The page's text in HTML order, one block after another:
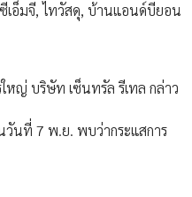
เอ็มจี, ไทวัสดุ, บ้านแอนด์บียอน
หญ่ บริษัท เซ็นทรัล รีเทล กล่าว
วันที่ 7 พ.ย. พบว่ากระแสการ